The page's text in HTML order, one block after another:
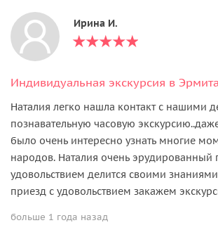
Ирина И.
Индивидуальная экскурсия в
Наталия легко нашла контакт с нашими
познавательную часовую
было очень интересно узнать многие
народов. Наталия очень эрудированный
удовольствием делится своими
приезд с удовольствием закажем
больше 1 года назад